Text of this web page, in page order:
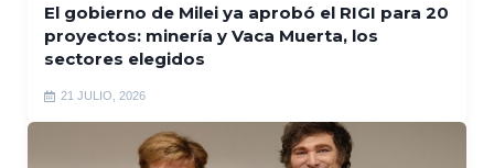
El gobierno de Milei ya aprobó el RIGI para 20
proyectos: minería y Vaca Muerta, los
sectores elegidos
21 JULIO, 2026